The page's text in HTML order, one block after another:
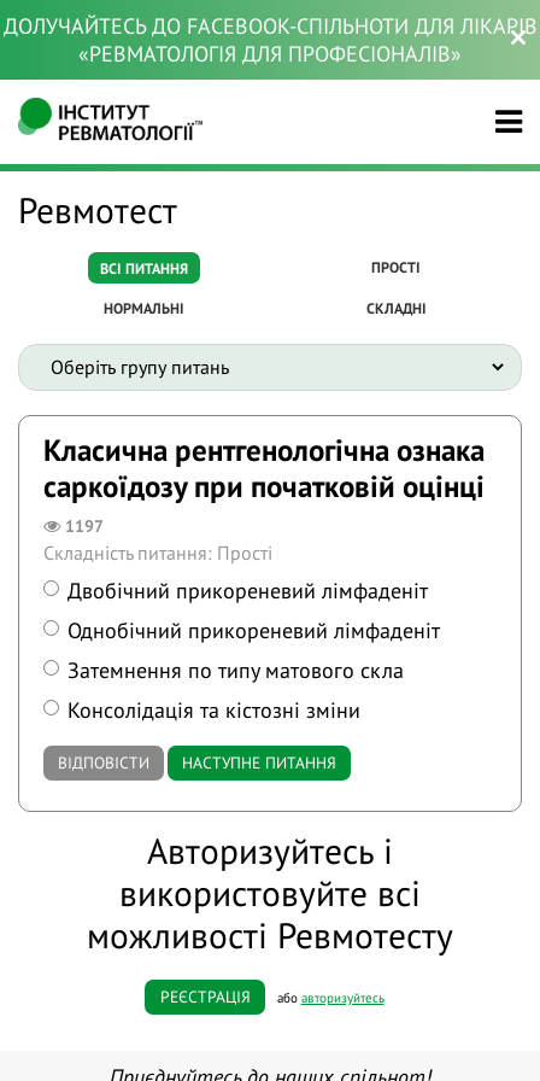
ДОЛУЧАЙТЕСЬ ДО FACEBOOK-СПІЛЬНОТИ ДЛЯ ЛІКАРІВ
«РЕВМАТОЛОГІЯ ДЛЯ ПРОФЕСІОНАЛІВ»
Ревмотест
ВСІ ПИТАННЯ ПРОСТІ
НОРМАЛЬНІ СКЛАДНІ
Класична рентгенологічна ознака
саркоїдозу при початковій оцінці
1197
Складність питання: Прості
Двобічний прикореневий лімфаденіт
Однобічний прикореневий лімфаденіт
Затемнення по типу матового скла
Консолідація та кістозні зміни
ВІДПОВІСТИ НАСТУПНЕ ПИТАННЯ
Авторизуйтесь і
використовуйте всі
можливості Ревмотесту
РЕЄСТРАЦІЯ або авторизуйтесь